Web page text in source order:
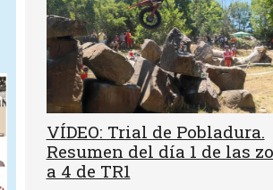
VÍDEO: Trial de Pobladura.
Resumen del día 1 de las
a 4 de TR1